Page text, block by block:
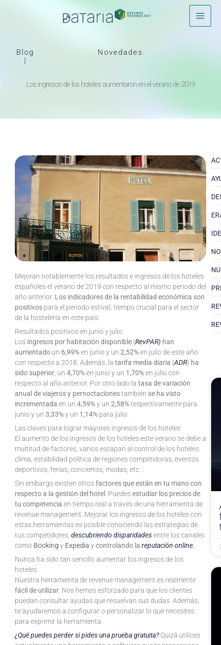
Blog
|
Novedades
Los ingresos de los hoteles aumentaron en el verano de 2019
Mejoran notablemente los resultados e ingresos de los hoteles
españoles el verano de 2019 con respecto al mismo periodo del
año anterior. Los indicadores de la rentabilidad económica son
positivos para el periodo estival, tiempo crucial para el sector
de la hostelería en este país.
Resultados positivos en junio y julio
Los ingresos por habitación disponible (RevPAR) han
aumentado un 6,99%en junio y un 2,52%en julio de este año
con respecto a 2018. Además, la tarifa media diaria (ADR) ha
sido superior , un 4,70%en junio y un 1,70%en julio con
respecto al año anterior. Por otro lado la tasa de variación
anual de viajeros y pernoctacionestambién se ha visto
incrementada en un 4,59%y un 2,58% respectivamente para
junio y un 3,33%y un 1,14% para julio.
Las claves para lograr mayores ingresos de los hoteles
El aumento de los ingresos de los hoteles este verano se debe a
multitud de factores, varios escapan al control de los hoteles:
clima, estabilidad política de regiones competidoras, eventos
deportivos, ferias, conciertos, modas, etc…
Sin embargo existen otrosfactores que están en tu mano con
respecto a la gestión del hotel
. Puedesestudiar los precios de
tu competencia en tiempo real a través de una herramienta de
revenue management. Mejorar los ingresos de los hoteles con
estas herramientas es posible conociendo las estrategias de
tus competidores, descubriendo disparidadesentre los canales
como Booking y Expedia ycontrolando la reputación online.
Nunca ha sido tan sencillo aumentar los ingresos de los
hoteles
Nuestra herramienta de revenue management es realmente
fácil de utilizar . Nos hemos esforzado para que los clientes
puedan consultar ayudas que resuelvan sus dudas. Además,
te ayudaremos a configurar o personalizar lo que necesites
para exprimir la herramienta.
¿Qué puedes perder si pides una prueba gratuita? Quizá utilices